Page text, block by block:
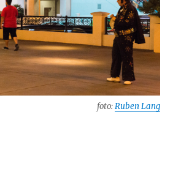
foto:Ruben Lang